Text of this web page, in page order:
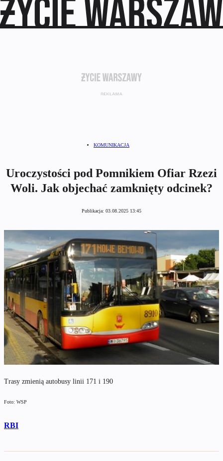
KOMUNIKACJA
Uroczystości pod Pomnikiem Ofiar Rzezi
Woli. Jak objechać zamknięty odcinek?
Publikacja: 03.08.2025 13:45
Trasy zmienią autobusy linii 171 i 190
Foto: WSP
RBI